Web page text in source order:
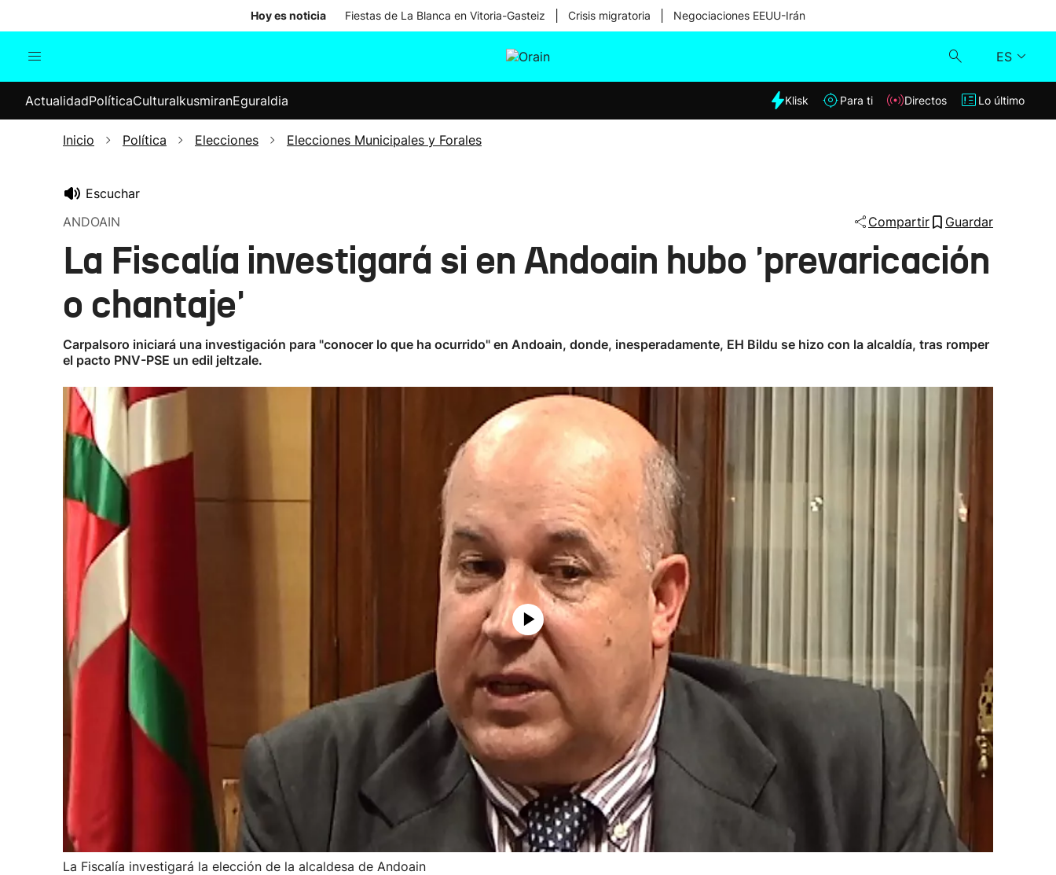
Hoy es noticia Fiestas de La Blanca en Vitoria-Gasteiz Crisis migratoria Negociaciones EEUU-Irán
ES
Internacional
Elecciones
Klisk
Lo último
ActualidadPolíticaCulturaIkusmiranEguraldia Klisk Para ti Directos Lo último
Inicio Política Elecciones Elecciones Municipales y Forales
Escuchar
ANDOAIN
Compartir Guardar
La Fiscalía investigará si en Andoain hubo 'prevaricación
o chantaje'
Carpalsoro iniciará una investigación para "conocer lo que ha ocurrido" en Andoain, donde, inesperadamente, EH Bildu se hizo con la alcaldía, tras romper
el pacto PNV-PSE un edil jeltzale.
La Fiscalía investigará la elección de la alcaldesa de Andoain